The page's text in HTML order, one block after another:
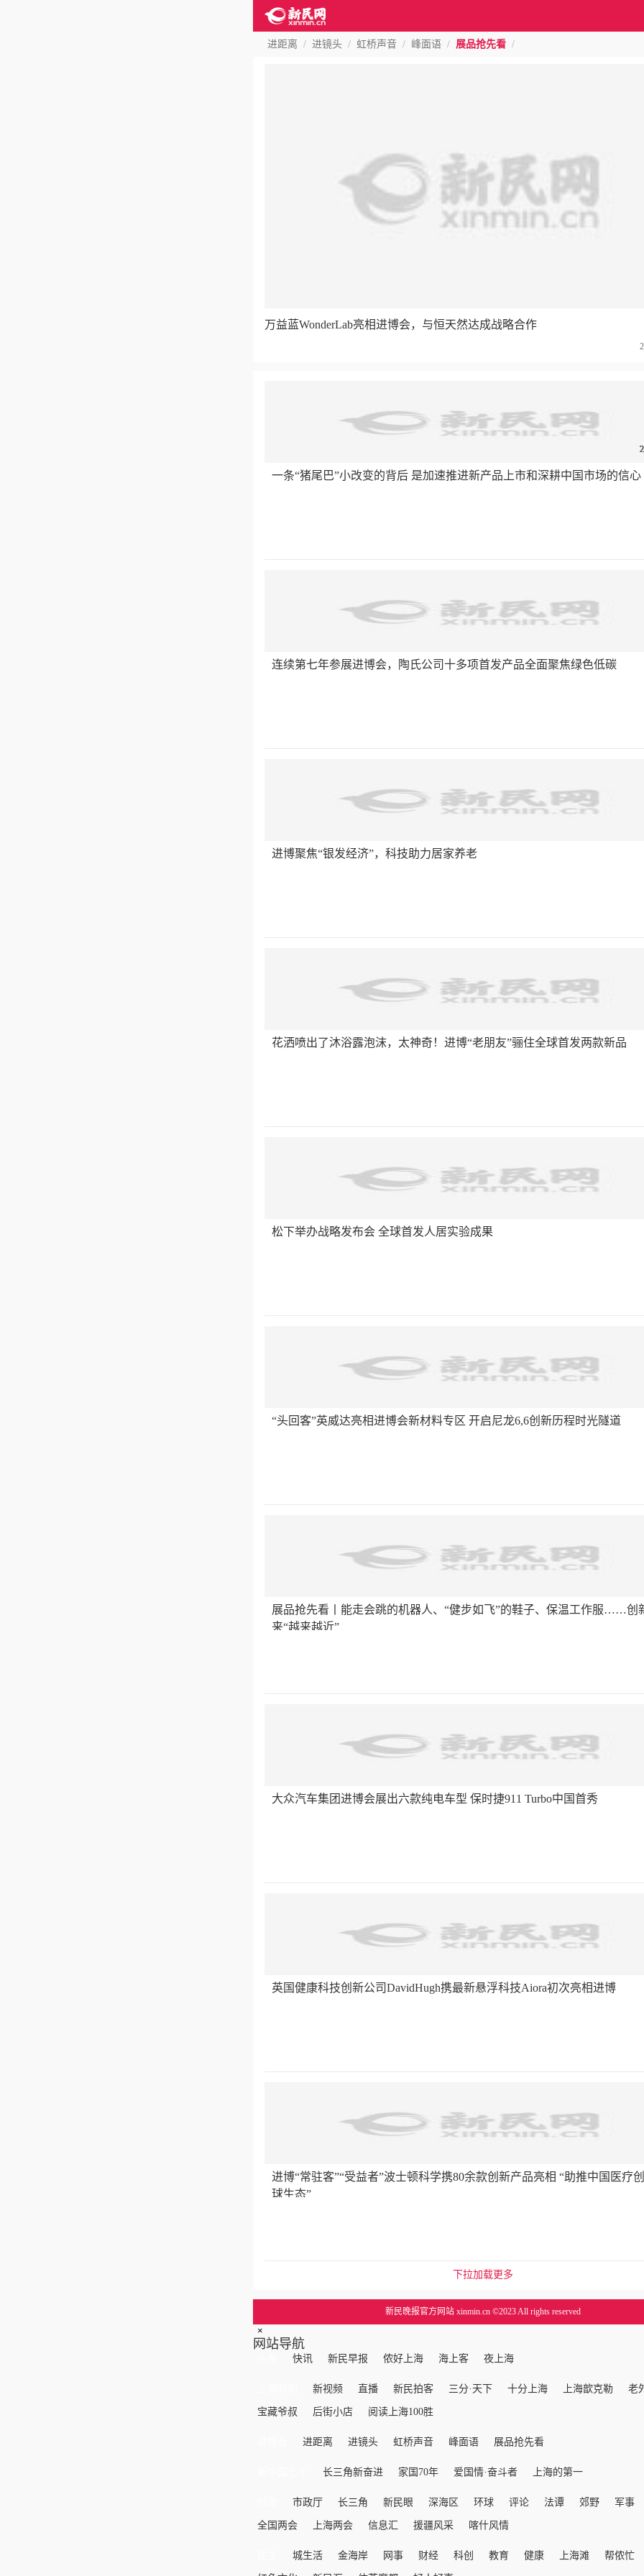
进距离 / 进镜头 / 虹桥声音 / 峰面语 / 展品抢先看 /
万益蓝WonderLab亮相进博会，与恒天然达成战略合作
一条“猪尾巴”小改变的背后 是加速推进新产品上市和深耕中国市场的信心
连续第七年参展进博会，陶氏公司十多项首发产品全面聚焦绿色低碳
进博聚焦“银发经济”，科技助力居家养老
花洒喷出了沐浴露泡沫，太神奇！进博“老朋友”骊住全球首发两款新品
松下举办战略发布会 全球首发人居实验成果
“头回客”英威达亮相进博会新材料专区 开启尼龙6,6创新历程时光隧道
展品抢先看丨能走会跳的机器人、“健步如飞”的鞋子、保温工作服……创
来“越来越近”
大众汽车集团进博会展出六款纯电车型 保时捷911 Turbo中国首秀
英国健康科技创新公司DavidHugh携最新悬浮科技Aiora初次亮相进博
进博“常驻客”“受益者”波士顿科学携80余款创新产品亮相 “助推中国医疗
球生态”
下拉加载更多
新民晚报官方网站 xinmin.cn ©2023 All rights reserved
×
网站导航
快讯 新民早报 侬好上海 海上客 夜上海
新视频 直播 新民拍客 三分·天下 十分上海 上海歆克勒 老
宝藏爷叔 后街小店 阅读上海100胜
进距离 进镜头 虹桥声音 峰面语 展品抢先看
长三角新奋进 家国70年 爱国情·奋斗者 上海的第一
市政厅 长三角 新民眼 深海区 环球 评论 法谭 郊野 军事
全国两会 上海两会 信息汇 援疆风采 喀什风情
城生活 金海岸 网事 财经 科创 教育 健康 上海滩 帮侬忙